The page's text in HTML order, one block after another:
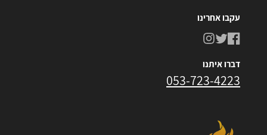
עקבו אחרינו
דברו איתנו
053-723-4223